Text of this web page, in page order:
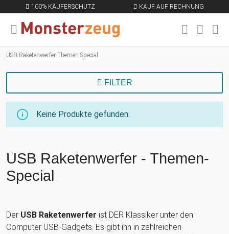
100% KÄUFERSCHUTZ KAUF AUF RECHNUNG
MENÜ SCHLIESSEN
USB Raketenwerfer Themen Special
USB
Raketenwerfer
Themen Special
FILTER
Keine Produkte gefunden.
USB Raketenwerfer - Themen-
Special
Der USB Raketenwerfer ist DER Klassiker unter den
Computer USB-Gadgets. Es gibt ihn in zahlreichen